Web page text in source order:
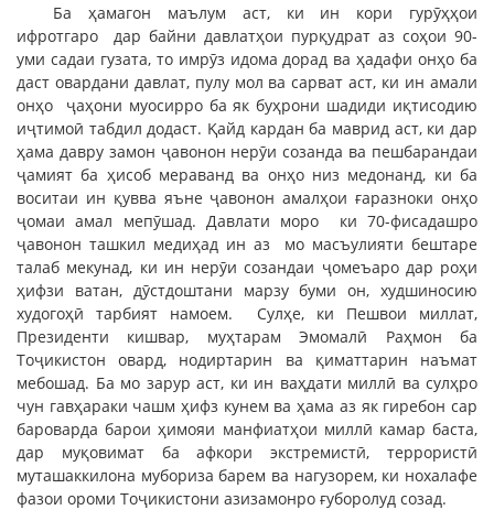
Ба ҳамагон маълум аст, ки ин кори гурӯҳҳои
ифротгаро дар байни давлатҳои пурқудрат аз соҳои 90-
уми садаи гузата, то имрӯз идома дорад ва ҳадафи онҳо ба
даст овардани давлат, пулу мол ва сарват аст, ки ин амали
онҳо ҷаҳони муосирро ба як буҳрони шадиди иқтисодию
иҷтимоӣ табдил додаст. Қайд кардан ба маврид аст, ки дар
ҳама давру замон ҷавонон нерӯи созанда ва пешбарандаи
ҷамият ба ҳисоб мераванд ва онҳо низ медонанд, ки ба
воситаи ин қувва яъне ҷавонон амалҳои ғаразноки онҳо
ҷомаи амал мепӯшад. Давлати моро ки 70-фисадашро
ҷавонон ташкил медиҳад ин аз мо масъулияти бештаре
талаб мекунад, ки ин нерӯи созандаи ҷомеъаро дар роҳи
ҳифзи ватан, дӯстдоштани марзу буми он, худшиносию
худогоҳӣ тарбият намоем. Сулҳе, ки Пешвои миллат,
Президенти кишвар, муҳтарам Эмомалӣ Раҳмон ба
Тоҷикистон овард, нодиртарин ва қиматтарин наъмат
мебошад. Ба мо зарур аст, ки ин ваҳдати миллӣ ва сулҳро
чун гавҳараки чашм ҳифз кунем ва ҳама аз як гиребон сар
бароварда барои ҳимояи манфиатҳои миллӣ камар баста,
дар муқовимат ба афкори экстремистӣ, террористӣ
муташаккилона мубориза барем ва нагузорем, ки нохалафе
фазои ороми Тоҷикистони азизамонро ғуборолуд созад.